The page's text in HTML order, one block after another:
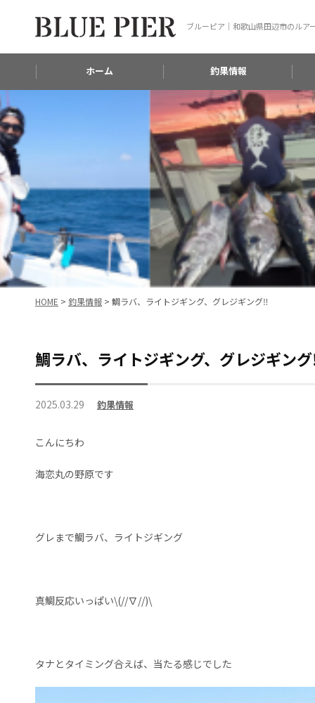
ブルーピア｜和歌山県田辺市のルア
ホーム 釣果情報
HOME > 釣果情報 > 鯛ラバ、ライトジギング、グレジギング‼️
鯛ラバ、ライトジギング、グレジギン
2025.03.29 釣果情報
こんにちわ
海恋丸の野原です
グレまで鯛ラバ、ライトジギング
真鯛反応いっぱい\(//∇//)\
タナとタイミング合えば、当たる感じでした